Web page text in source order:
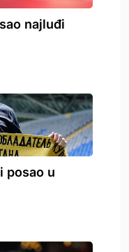
najluđi
posao u